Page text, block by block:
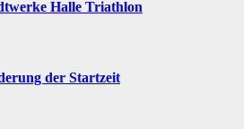
Halle Triathlon
der Startzeit